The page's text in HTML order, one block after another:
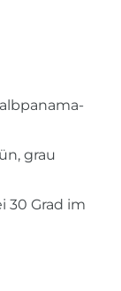
grau
30 Grad im